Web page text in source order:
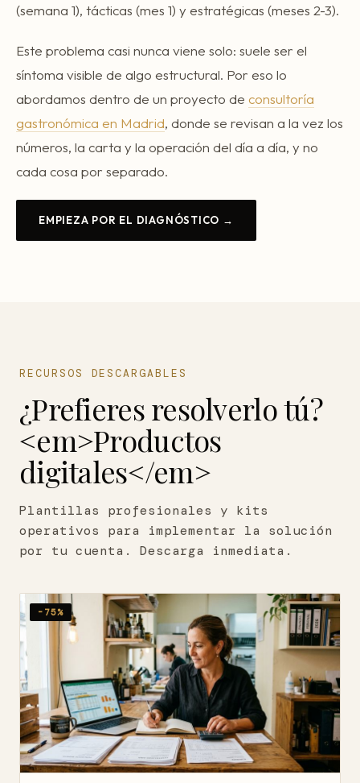
(semana 1), tácticas (mes 1) y estratégicas (meses 2-3).
Este problema casi nunca viene solo: suele ser el
síntoma visible de algo estructural. Por eso lo
abordamos dentro de un proyecto de consultoría
gastronómica en Madrid, donde se revisan a la vez los
números, la carta y la operación del día a día, y no
cada cosa por separado.
EMPIEZA POR EL DIAGNÓSTICO →
RECURSOS DESCARGABLES
¿Prefieres resolverlo tú?
<em>Productos
digitales</em>
Plantillas profesionales y kits
operativos para implementar la solución
por tu cuenta. Descarga inmediata.
-75%